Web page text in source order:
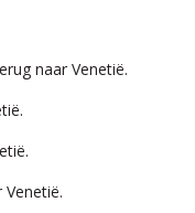
naar Venetië.